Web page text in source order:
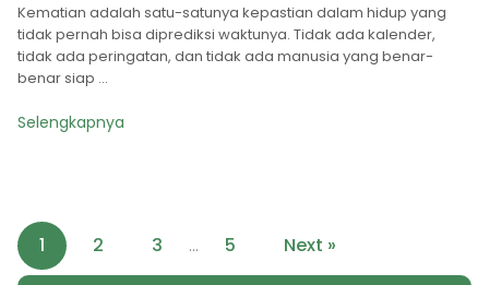
Kematian adalah satu-satunya kepastian dalam hidup yang
tidak pernah bisa diprediksi waktunya. Tidak ada kalender,
tidak ada peringatan, dan tidak ada manusia yang benar-
benar siap ...
Selengkapnya
1 2 3 … 5 Next »